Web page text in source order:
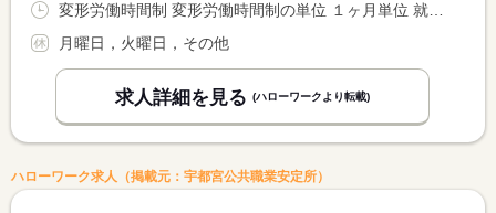
変形労働時間制 変形労働時間制の単位 １ヶ月単位 就業時間１ 7時00分〜16時00分 就業時間２ 11時00分〜20時00分
月曜日，火曜日，その他
求人詳細を見る (ハローワークより転載)
ハローワーク求人（掲載元：宇都宮公共職業安定所）